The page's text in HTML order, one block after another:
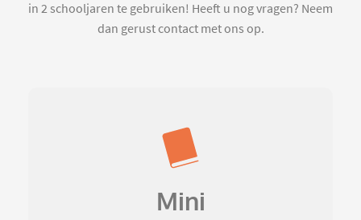
in 2 schooljaren te gebruiken! Heeft u nog vragen? Neem
dan gerust contact met ons op.
Mini